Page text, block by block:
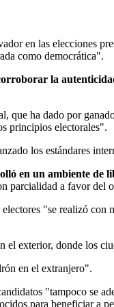
en las elecciones
como democrática".
la
que ha dado por
principios electorales".
los estándares
en un ambiente de
parcialidad a favor
"se realizó
exterior, donde los
en el extranjero".
"tampoco se
para beneficiar a